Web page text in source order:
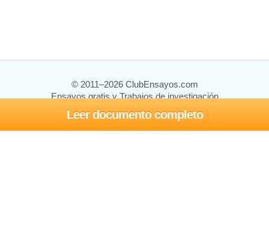
Leer documento completo
© 2011–2026 ClubEnsayos.com
Ensayos gratis y Trabajos de investigación